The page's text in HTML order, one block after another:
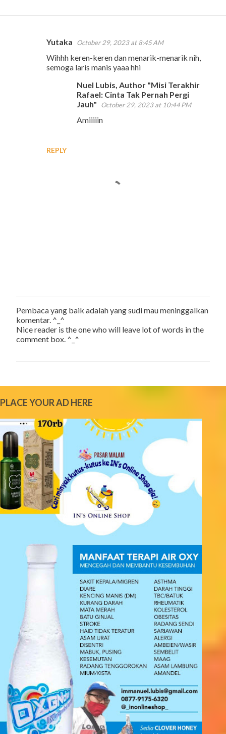
Yutaka October 29, 2023 at 8:45 AM
Wihhh keren-keren dan menarik-menarik nih,
semoga laris manis yaaa hhi
REPLY
Nuel Lubis, Author "Misi Terakhir
Rafael: Cinta Tak Pernah Pergi
Jauh"
October 29, 2023 at 10:44 PM
Amiiiiin
P
o
s
t
C
m
e
n
t
Pembaca yang baik adalah yang sudi mau meninggalkan
komentar. ^_^
Nice reader is the one who will leave lot of words in the
comment box. ^_^
PLACE YOUR AD HERE